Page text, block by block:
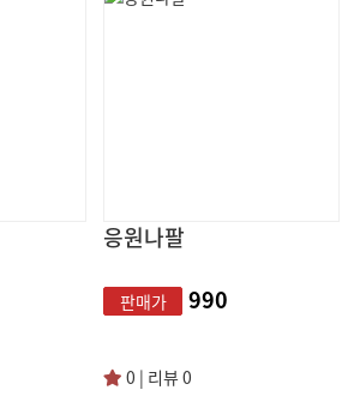
응원나팔
판매가 990
0 | 리뷰 0